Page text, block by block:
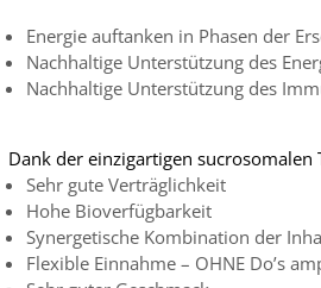
Energie auftanken in Phasen der
Nachhaltige Unterstützung des
Nachhaltige Unterstützung des
Dank der einzigartigen
Sehr gute Verträglichkeit
Hohe Bioverfügbarkeit
Synergetische Kombination der
Flexible Einnahme – OHNE Do’s